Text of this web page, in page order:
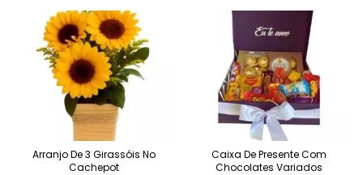
Arranjo De 3 Girassóis No
Cachepot
Caixa De Presente Com
Chocolates Variados